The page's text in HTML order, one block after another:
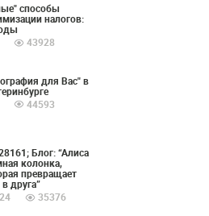
способы
налогов:
43928
для Вас" в
44593
Блог: “Алиса
колонка,
превращает
друга”
35376